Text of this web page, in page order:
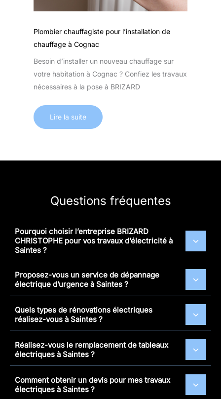
Plombier chauffagiste pour l’installation de
chauffage à Cognac
Besoin d’installer un nouveau chauffage sur
votre habitation à Cognac ? Confiez les travaux
nécessaires à la pose à BRIZARD
Lire la suite
Questions fréquentes
Pourquoi choisir l’entreprise BRIZARD
CHRISTOPHE pour vos travaux d’électricité à
Saintes ?
Proposez-vous un service de dépannage
électrique d’urgence à Saintes ?
Quels types de rénovations électriques
réalisez-vous à Saintes ?
Réalisez-vous le remplacement de tableaux
électriques à Saintes ?
Comment obtenir un devis pour mes travaux
électriques à Saintes ?